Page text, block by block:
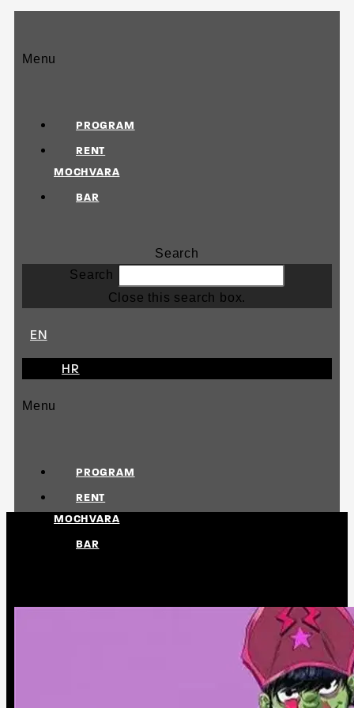
Menu
PROGRAM
RENT
MOCHVARA
BAR
Search
Search
Close this search box.
EN
HR
Menu
PROGRAM
RENT
MOCHVARA
BAR